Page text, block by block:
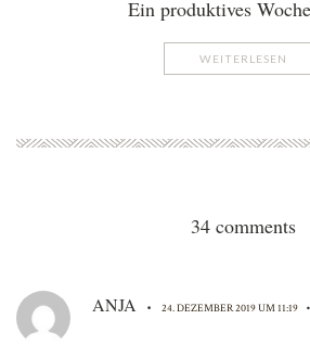
Ein produktives
WEITERLESEN
34 comments
ANJA • 24. DEZEMBER 2019 UM 11:19 •